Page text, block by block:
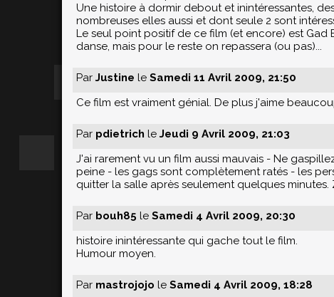
Une histoire à dormir debout et inintéressantes,
nombreuses elles aussi et dont seule 2 sont
Le seul point positif de ce film (et encore) est
danse, mais pour le reste on repassera (ou pas)...
Par Justine le Samedi 11 Avril 2009, 21:50
Ce film est vraiment génial. De plus j'aime
Par pdietrich le Jeudi 9 Avril 2009, 21:03
J'ai rarement vu un film aussi mauvais - Ne
peine - les gags sont complètement ratés - les
quitter la salle après seulement quelques
Par bouh85 le Samedi 4 Avril 2009, 20:30
histoire inintéressante qui gache tout le film.
Humour moyen.
Par mastrojojo le Samedi 4 Avril 2009, 18:28